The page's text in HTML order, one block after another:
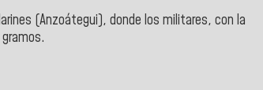
(Anzoátegui), donde los militares, con la